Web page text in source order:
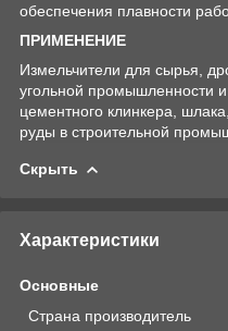
обеспечения плавности
ПРИМЕНЕНИЕ
Измельчители для сырья,
угольной промышленности и
цементного клинкера,
руды в строительной
Скрыть
Характеристики
Основные
Страна производитель